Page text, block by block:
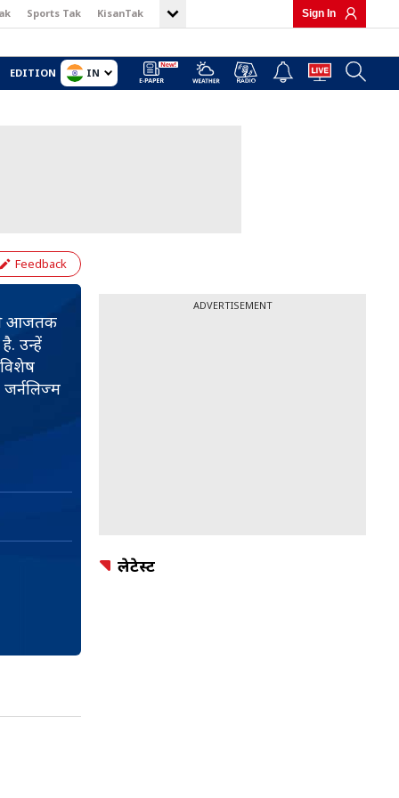
Sports Tak KisanTak Sign In
EDITION IN
Feedback
से आजतक
उन्हें
ADVERTISEMENT
लेटेस्ट